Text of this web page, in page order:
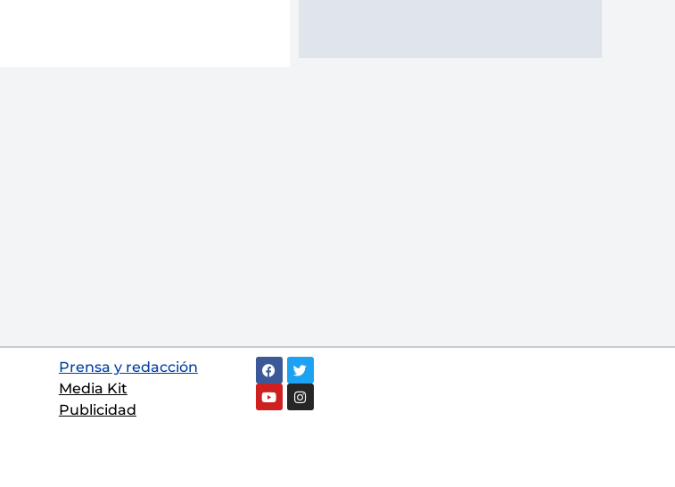
Prensa y redacción
Media Kit
Publicidad